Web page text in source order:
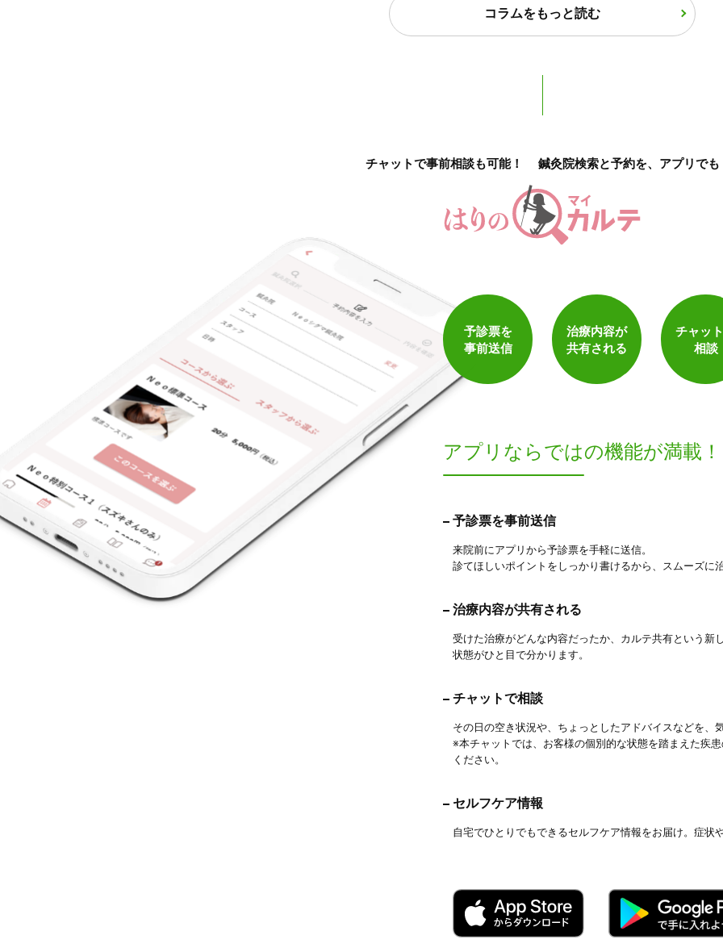
使い捨て鍼使用 トライアルコースあり
1 検索結果を見る
コラムをもっと読む
チャットで事前相談も可能！ 鍼灸院検索と予約を、アプリでも
予診票を
事前送信
治療内容が
共有される
チャッ
相談
アプリならではの機能が満載！
予診票を事前送信
来院前にアプリから予診票を手軽に送信。
診てほしいポイントをしっかり書けるから、スムーズに
治療内容が共有される
受けた治療がどんな内容だったか、カルテ共有という
状態がひと目で分かります。
チャットで相談
その日の空き状況や、ちょっとしたアドバイスなどを、
※本チャットでは、お客様の個別的な状態を踏まえた疾
ください。
セルフケア情報
自宅でひとりでもできるセルフケア情報をお届け。症状